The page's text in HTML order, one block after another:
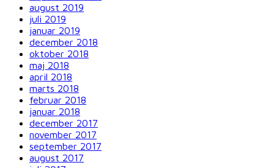
august 2019
juli 2019
januar 2019
december 2018
oktober 2018
maj 2018
april 2018
marts 2018
februar 2018
januar 2018
december 2017
november 2017
september 2017
august 2017